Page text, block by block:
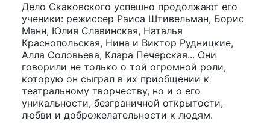
Дело Скаковского успешно продолжают его
ученики: режиссер Раиса Штивельман, Борис
Манн, Юлия Славинская, Наталья
Краснопольская, Нина и Виктор Рудницкие,
Алла Соловьева, Клара Печерская... Они
говорили не только о той огромной роли,
которую он сыграл в их приобщении к
театральному творчеству, но и о его
уникальности, безграничной открытости,
любви и доброжелательности к людям.